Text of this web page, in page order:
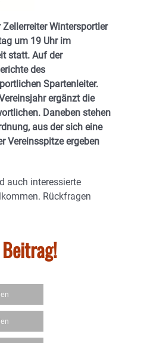
Wintersportler
um 19 Uhr im
statt. Auf der
des
Spartenleiter.
ergänzt die
Daneben stehen
aus der sich eine
Vereinsspitze ergeben
auch interessierte
Rückfragen